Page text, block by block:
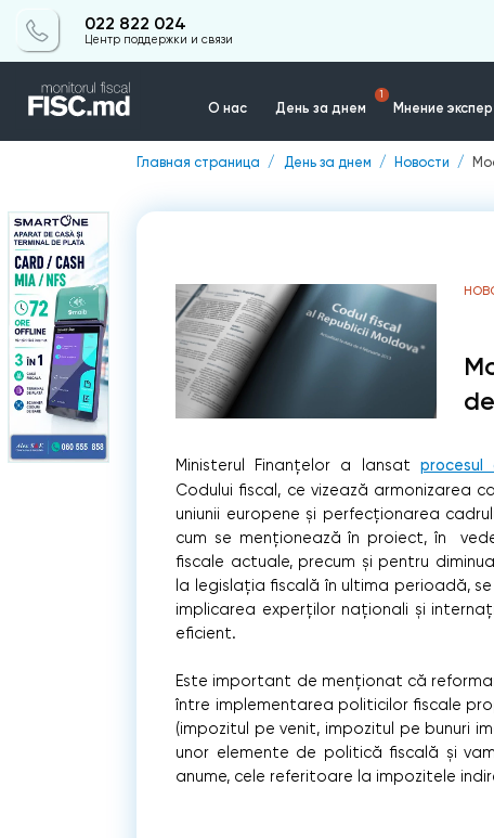
022 822 024
Центр поддержки и связи
О нас День за днем
1
Мнение
Главная страница День за днем Новости
Ministerul Finanțelor a lansat procesul
Codului fiscal, ce vizează armonizarea
uniunii europene și perfecționarea
cum se menționează în proiect, în
fiscale actuale, precum și pentru
la legislația fiscală în ultima perioadă,
implicarea experților naționali și
eficient.
Este important de menționat că
între implementarea politicilor fiscale
(impozitul pe venit, impozitul pe bunuri
unor elemente de politică fiscală și
anume, cele referitoare la impozitele